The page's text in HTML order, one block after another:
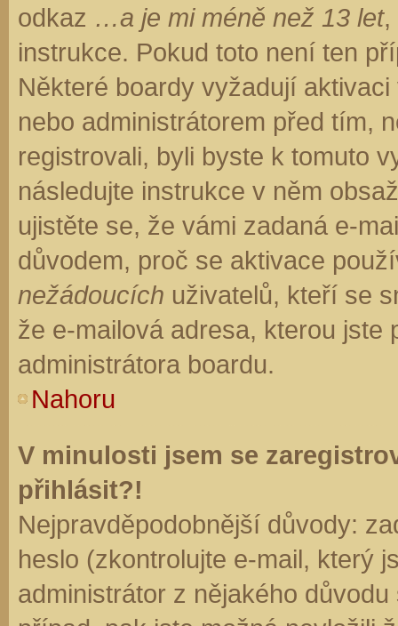
odkaz …a je mi méně než 13 let,
instrukce. Pokud toto není ten
Některé boardy vyžadují
nebo administrátorem před tím,
registrovali, byli byste k tomuto
následujte instrukce v něm
ujistěte se, že vámi zadaná e-
důvodem, proč se aktivace
nežádoucích uživatelů, kteří se
že e-mailová adresa, kterou jste
administrátora boardu.
Nahoru
V minulosti jsem se
přihlásit?!
Nejpravděpodobnější důvody:
heslo (zkontrolujte e-mail, který
administrátor z nějakého